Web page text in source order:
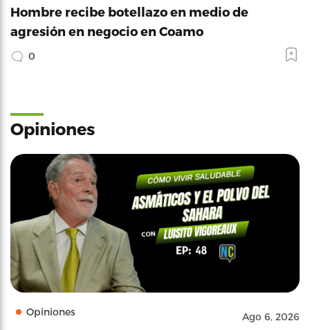
Hombre recibe botellazo en medio de
agresión en negocio en Coamo
0
Opiniones
Opiniones Ago 6, 2026